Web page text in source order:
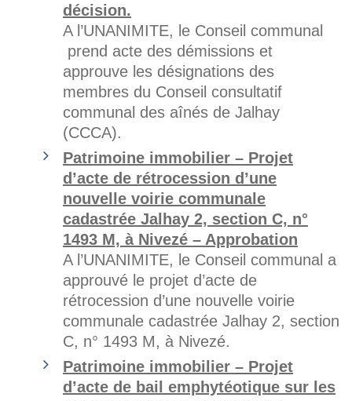
décision.
A l’UNANIMITE, le Conseil communal
prend acte des démissions et
approuve les désignations des
membres du Conseil consultatif
communal des aînés de Jalhay
(CCCA).
Patrimoine immobilier – Projet
d’acte de rétrocession d’une
nouvelle voirie communale
cadastrée Jalhay 2, section C, n°
1493 M, à Nivezé – Approbation
A l’UNANIMITE, le Conseil communal a
approuvé le projet d’acte de
rétrocession d’une nouvelle voirie
communale cadastrée Jalhay 2, section
C, n° 1493 M, à Nivezé.
Patrimoine immobilier – Projet
d’acte de bail emphytéotique sur les